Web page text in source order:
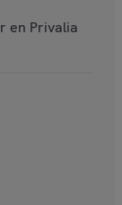
en Privalia